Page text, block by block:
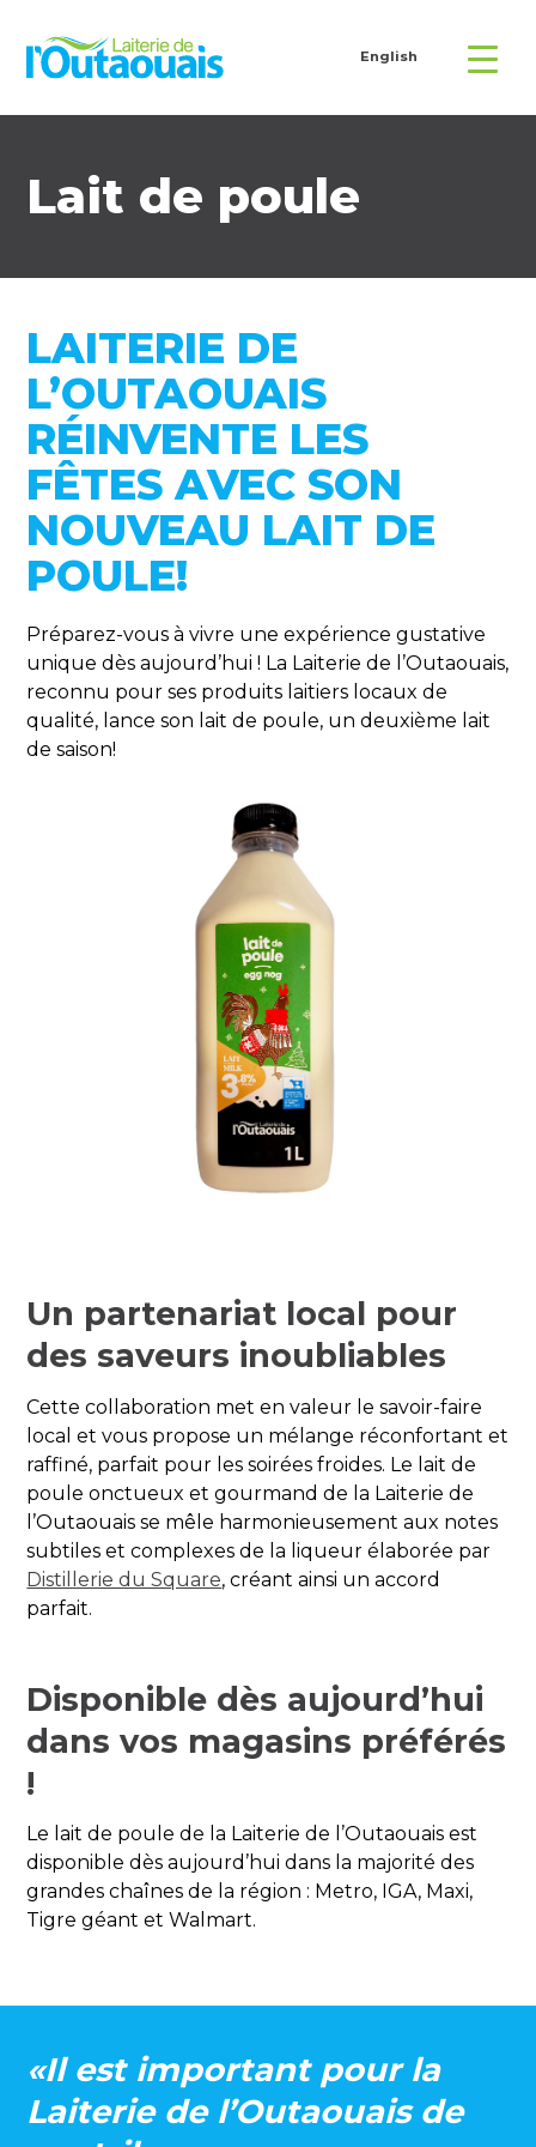
English
Lait de poule
LAITERIE DE
L’OUTAOUAIS
RÉINVENTE LES
FÊTES AVEC SON
NOUVEAU LAIT DE
POULE!
Préparez-vous à vivre une expérience gustative
unique dès aujourd’hui ! La Laiterie de l’Outaouais,
reconnu pour ses produits laitiers locaux de
qualité, lance son lait de poule, un deuxième lait
de saison!
Un partenariat local pour
des saveurs inoubliables
Cette collaboration met en valeur le savoir-faire
local et vous propose un mélange réconfortant et
raffiné, parfait pour les soirées froides. Le lait de
poule onctueux et gourmand de la Laiterie de
l’Outaouais se mêle harmonieusement aux notes
subtiles et complexes de la liqueur élaborée par
Distillerie du Square, créant ainsi un accord
parfait.
Disponible dès aujourd’hui
dans vos magasins préférés
!
Le lait de poule de la Laiterie de l’Outaouais est
disponible dès aujourd’hui dans la majorité des
grandes chaînes de la région : Metro, IGA, Maxi,
Tigre géant et Walmart.
«Il est important pour la
Laiterie de l’Outaouais de